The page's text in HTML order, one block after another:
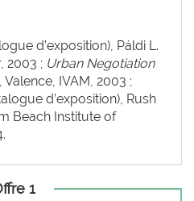
d’exposition), Páldi L.
2003 ; Urban Negotiation
IVAM, 2003 ;
d’exposition), Rush
Beach Institute of
1